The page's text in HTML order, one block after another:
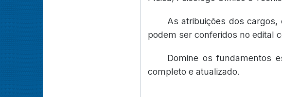
As atribuições dos
podem ser conferidos no edital
Domine os fundamentos
completo e atualizado.